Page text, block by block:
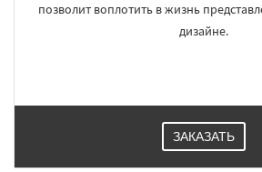
позволит воплотить в жизнь
дизайне.
ЗАКАЗАТЬ